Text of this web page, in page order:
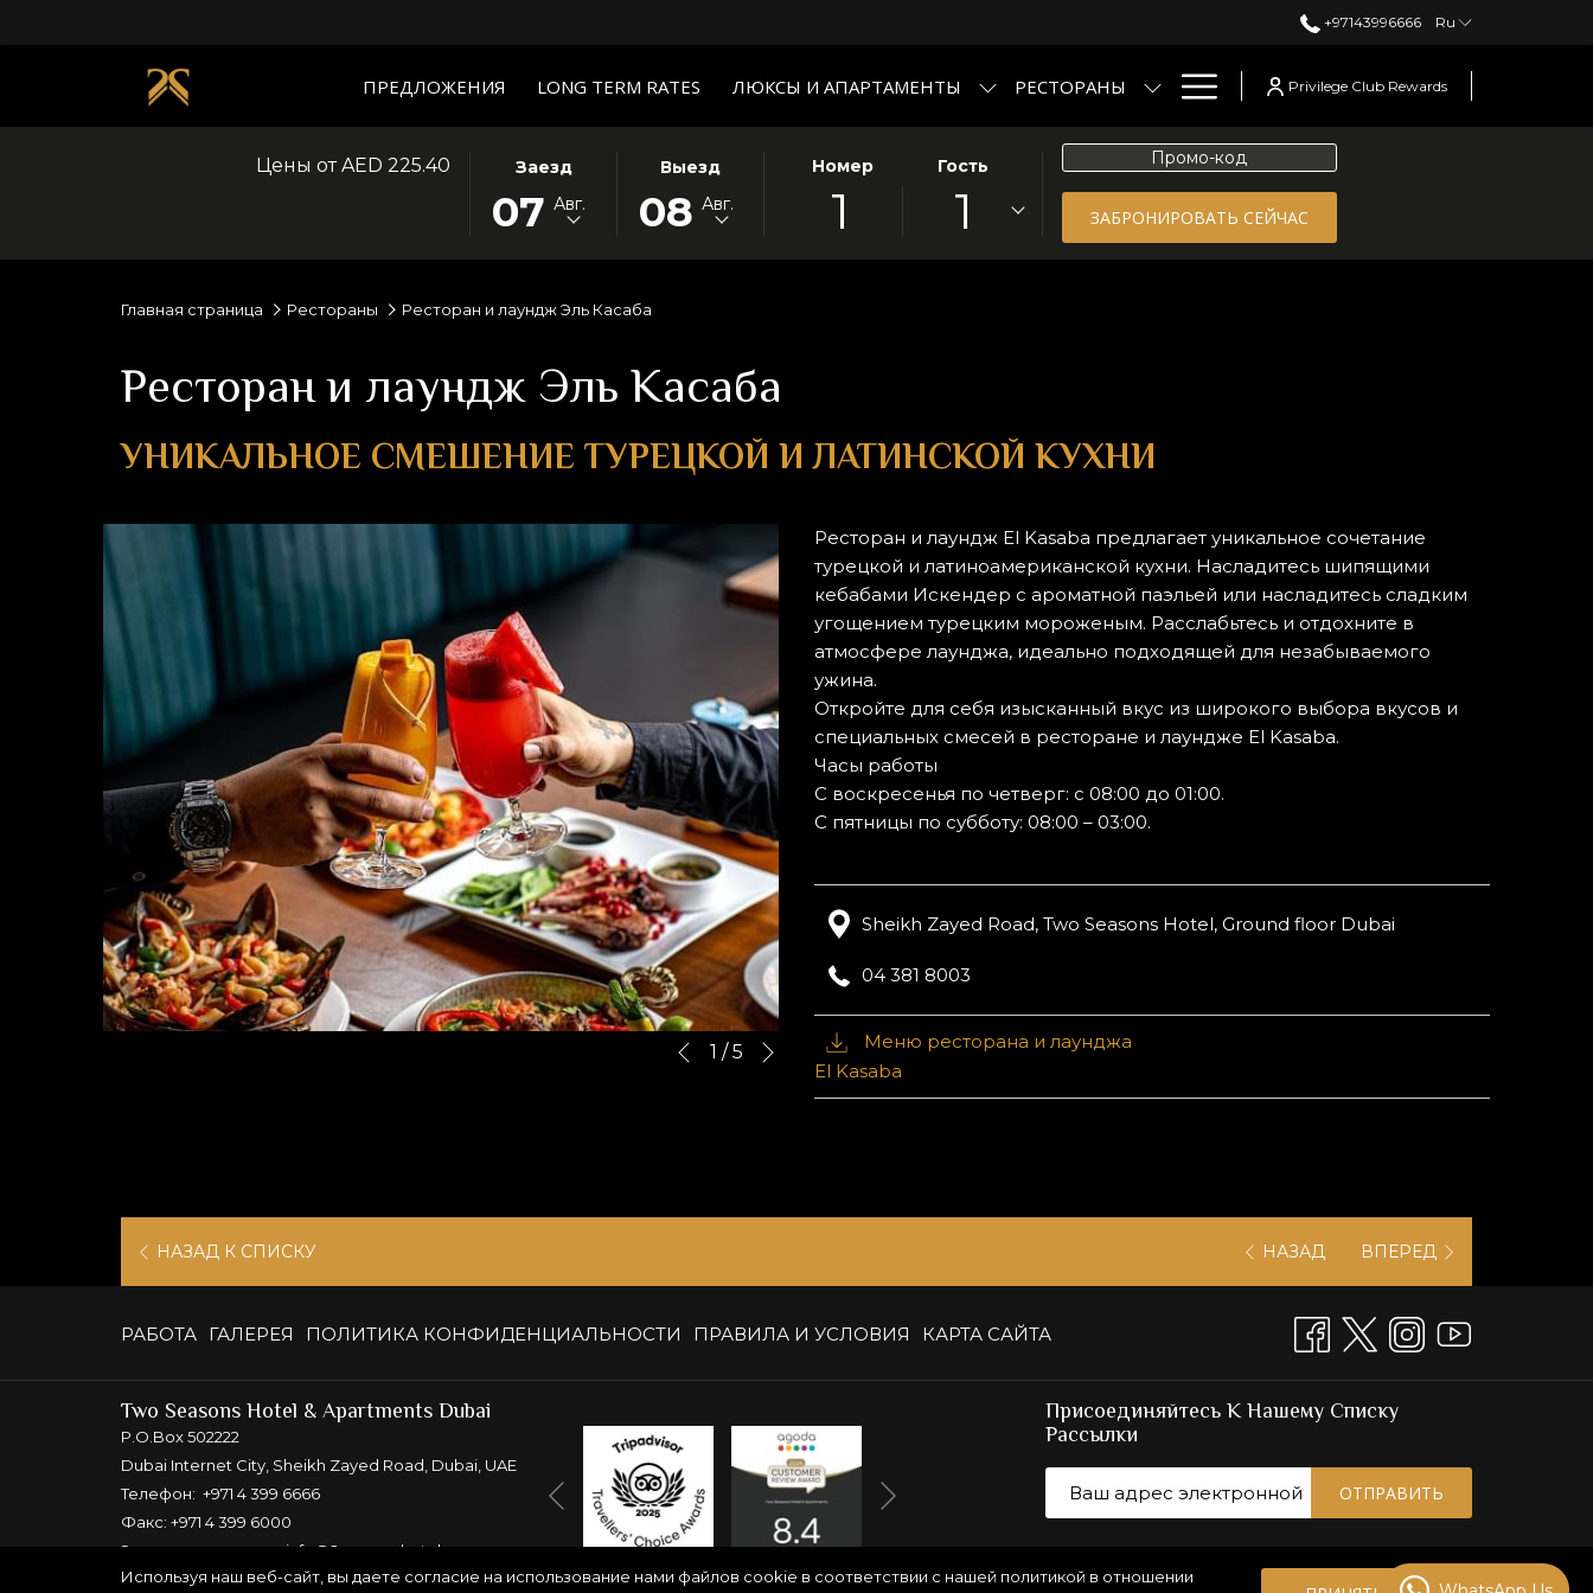
Используя наш веб-сайт, вы даете согласие на использование нами файлов cookie в соответствии с нашей политикой в отношении
+97143996666 Ru
ПРЕДЛОЖЕНИЯ LONG TERM RATES ЛЮКСЫ И АПАРТАМЕНТЫ РЕСТОРАНЫ Hamburger
Menu Privilege Club Rewards
Цены отAED 225.40 Заезд
ЭТА
КНОПКА
ОТКРЫВАЕТ
ВЫБОРА
ВЫБРАННАЯ
ЗАЕЗДА
2026.
07 Авг.
Выезд
ЭТА
КНОПКА
ОТКРЫВАЕТ
ВЫБОРА
ВЫБРАННАЯ
ВЫЕЗДА
2026.
08 Авг.
Номер
1
Гость
1 ЗАБРОНИРОВАТЬ СЕЙЧАС
Главная страница Рестораны Ресторан и лаундж Эль Касаба
Ресторан и лаундж Эль Касаба
УНИКАЛЬНОЕ СМЕШЕНИЕ ТУРЕЦКОЙ И ЛАТИНСКОЙ КУХНИ
Кнопки
Нажатие
обновлению
Назад
1 /5 Вперед
Ресторан и лаундж El Kasaba предлагает уникальное сочетание
турецкой и латиноамериканской кухни. Насладитесь шипящими
кебабами Искендер с ароматной паэльей или насладитесь сладким
угощением турецким мороженым. Расслабьтесь и отдохните в
атмосфере лаунджа, идеально подходящей для незабываемого
ужина.
Откройте для себя изысканный вкус из широкого выбора вкусов и
специальных смесей в ресторане и лаундже El Kasaba.
Часы работы
С воскресенья по четверг: с 08:00 до 01:00.
С пятницы по субботу: 08:00 – 03:00.
Sheikh Zayed Road, Two Seasons Hotel, Ground floor Dubai
04 381 8003
Меню ресторана и лаунджа
El Kasaba
НАЗАД К СПИСКУОТКРЫВАЕТСЯ
ВКЛАДКЕ
НАЗАД ВПЕРЕД
РАБОТА ГАЛЕРЕЯ ПОЛИТИКА КОНФИДЕНЦИАЛЬНОСТИ ПРАВИЛА И УСЛОВИЯ КАРТА САЙТА
Two Seasons Hotel & Apartments Dubai
P.O.Box 502222
Dubai Internet City, Sheikh Zayed Road, Dubai, UAE
Телефон: +971 4 399 6666
Факс: +971 4 399 6000
Электронная почта: info@2seasonshotels.com
Веб-сайт:www.2seasonshotels.com
Назад
Присоединяйтесь К Нашему Списку
Рассылки
ОТПРАВИТЬ